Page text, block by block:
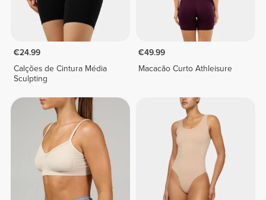
€24.99
Calções de Cintura Média
Sculpting
€49.99
Macacão Curto Athleisure